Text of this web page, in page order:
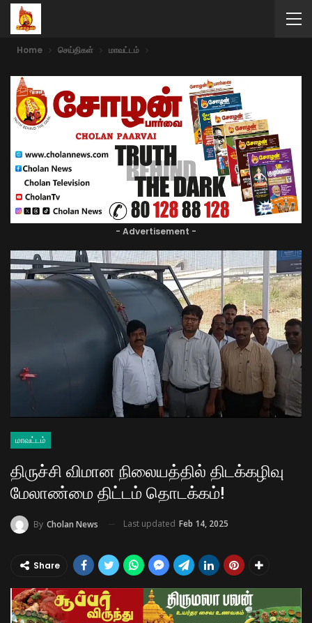
Home செய்திகள் மாவட்டம்
- Advertisement -
மாவட்டம்
திருச்சி விமான நிலையத்தில் திடக்கழிவு
மேலாண்மை திட்டம் தொடக்கம்!
By Cholan News Last updated Feb 14, 2025
Share